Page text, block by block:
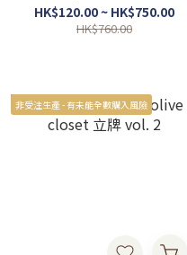
HK$120.00 ~ HK$750.00
HK$760.00
非受注生產 - 有未能全數購入風險